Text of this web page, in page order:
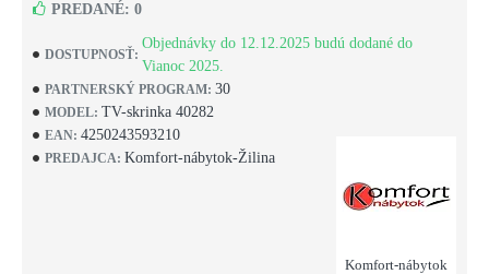
DOSTUPNOSŤ:
Objednávky do 12.12.2025 budú dodané do
Vianoc 2025.
PARTNERSKÝ PROGRAM: 30
MODEL: TV-skrinka 40282
EAN: 4250243593210
PREDAJCA: Komfort-nábytok-Žilina
Komfort-nábytok
PREDANÉ: 0